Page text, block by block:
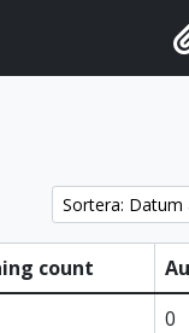
Sortera: Datum
count
0